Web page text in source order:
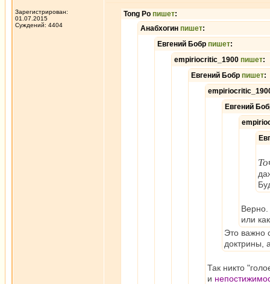
Зарегистрирован:
01.07.2015
Суждений: 4404
Tong Po пишет:
Анабхогин пишет:
Евгений Бобр пишет:
empiriocritic_1900 пишет:
Евгений Бобр пишет:
Евгений
или
Это важно
доктрины,
Так никто
и